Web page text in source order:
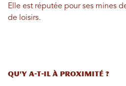
Elle est réputée pour ses mines
de loisirs.
Qu'y a-t-il à proximité ?